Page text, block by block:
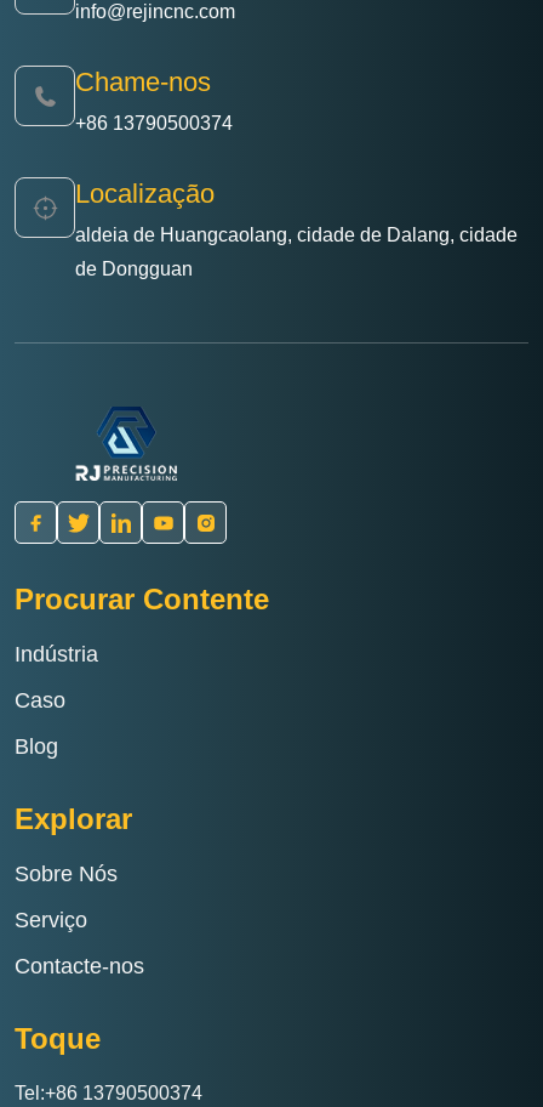
info@rejincnc.com
Chame-nos
+86 13790500374
Localização
aldeia de Huangcaolang, cidade de Dalang, cidade
de Dongguan
Procurar Contente
Indústria
Caso
Blog
Explorar
Sobre Nós
Serviço
Contacte-nos
Toque
Tel:+86 13790500374